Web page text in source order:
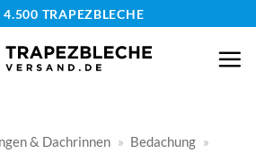
4.500 TRAPEZBLECHE
& Dachrinnen » Bedachung »